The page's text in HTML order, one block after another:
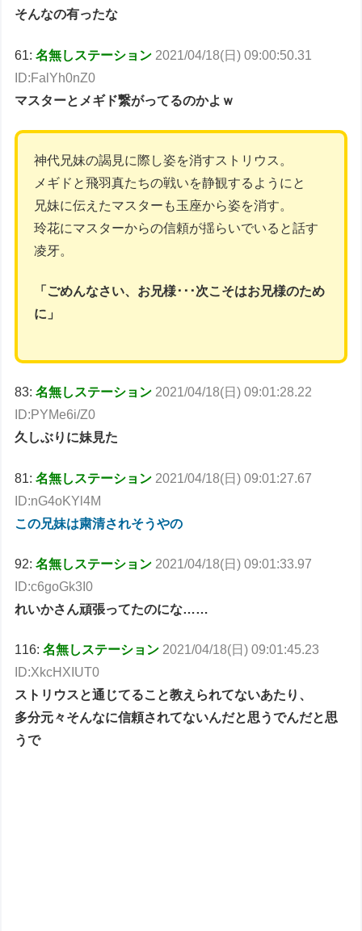
そんなの有ったな
61:名無しステーション 2021/04/18(日) 09:00:50.31
ID:FalYh0nZ0
マスターとメギド繋がってるのかよｗ
神代兄妹の謁見に際し姿を消すストリウス。
メギドと飛羽真たちの戦いを静観するようにと
兄妹に伝えたマスターも玉座から姿を消す。
玲花にマスターからの信頼が揺らいでいると話す
凌牙。
「ごめんなさい、お兄様･･･次こそはお兄様のため
に」
83:名無しステーション 2021/04/18(日) 09:01:28.22
ID:PYMe6i/Z0
久しぶりに妹見た
81:名無しステーション 2021/04/18(日) 09:01:27.67
ID:nG4oKYl4M
この兄妹は粛清されそうやの
92:名無しステーション 2021/04/18(日) 09:01:33.97
ID:c6goGk3I0
れいかさん頑張ってたのにな……
116:名無しステーション 2021/04/18(日) 09:01:45.23
ID:XkcHXIUT0
ストリウスと通じてること教えられてないあたり、
多分元々そんなに信頼されてないんだと思うでんだと思
うで